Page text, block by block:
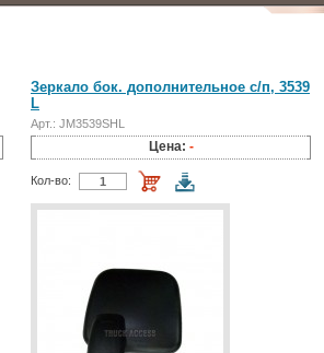
Зеркало бок. дополнительное с/п, 3539
L
Арт.: JM3539SHL
Цена: -
Кол-во: